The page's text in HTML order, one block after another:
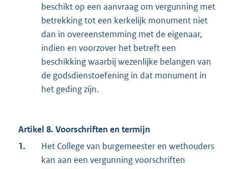
beschikt op een aanvraag om vergunning met
betrekking tot een kerkelijk monument niet
dan in overeenstemming met de eigenaar,
indien en voorzover het betreft een
beschikking waarbij wezenlijke belangen van
de godsdienstoefening in dat monument in
het geding zijn.
Artikel 8. Voorschriften en termijn
1.
Het College van burgemeester en wethouders
kan aan een vergunning voorschriften